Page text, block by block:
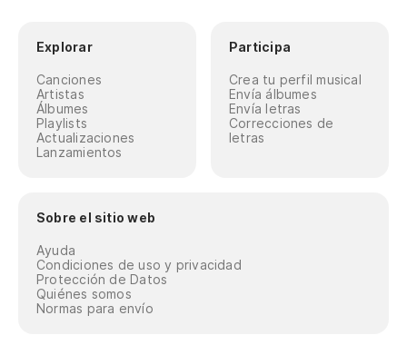
Explorar
Canciones
Artistas
Álbumes
Playlists
Actualizaciones
Lanzamientos
Participa
Crea tu perfil musical
Envía álbumes
Envía letras
Correcciones de
letras
Sobre el sitio web
Ayuda
Condiciones de uso y privacidad
Protección de Datos
Quiénes somos
Normas para envío